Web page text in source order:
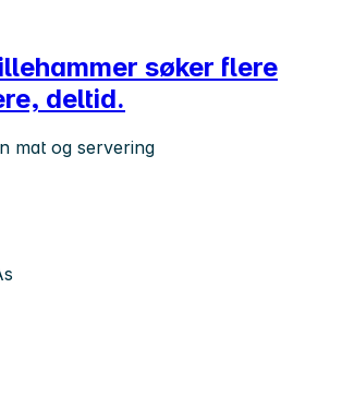
søker flere
deltid.
mat og servering